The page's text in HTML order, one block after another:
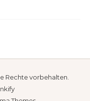
Rechte vorbehalten.